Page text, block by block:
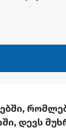
დევს